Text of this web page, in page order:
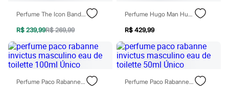
Infantil
Em alta
Arrumadinho para os meninos
Romântico para as meninas
Inverno
Novidades
Roupas menina
0 a 24 meses
Perfume The Icon Banderas Masculino Eau De Toilette 100ml
R$ 239,99R$ 269,99
Perfume Hugo Man Hugo Boss Eau De Toilette Masculino 75ml Único
R$ 429,99
Perfume Paco Rabanne Invictus Masculino Eau De Toilette 100ml Único Perfume Paco Rabanne Invictus Masculino Eau De Toilette 50ml Único